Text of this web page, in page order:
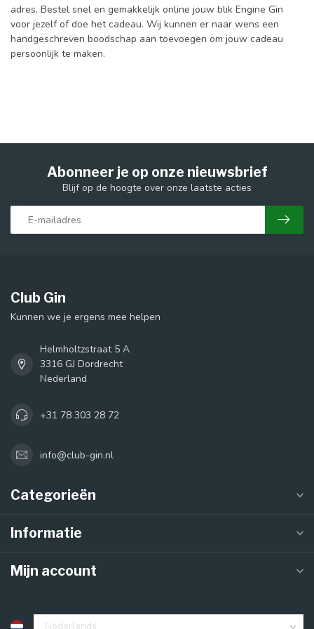
adres. Bestel snel en gemakkelijk online jouw blik Engine Gin
voor jezelf of doe het cadeau. Wij kunnen er naar wens een
handgeschreven boodschap aan toevoegen om jouw cadeau
persoonlijk te maken.
Abonneer je op onze nieuwsbrief
Blijf op de hoogte over onze laatste acties
Club Gin
Kunnen we je ergens mee helpen
Helmholtzstraat 5 A
3316 GJ Dordrecht
Nederland
+31 78 303 28 72
info@club-gin.nl
Categorieën
Informatie
Mijn account